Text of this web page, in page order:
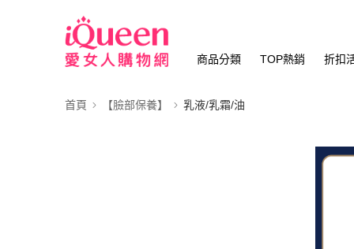
商品分類 TOP熱銷 折扣
首頁 【臉部保養】 乳液/乳霜/油